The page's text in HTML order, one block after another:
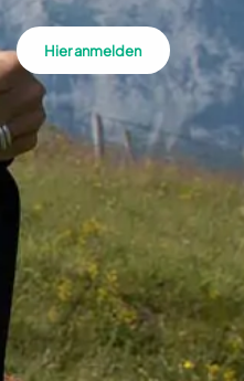
Hier anmelden